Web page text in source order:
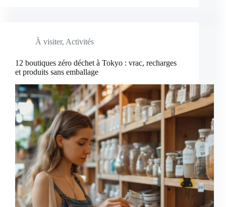
À visiter, Activités
12 boutiques zéro déchet à Tokyo : vrac, recharges
et produits sans emballage